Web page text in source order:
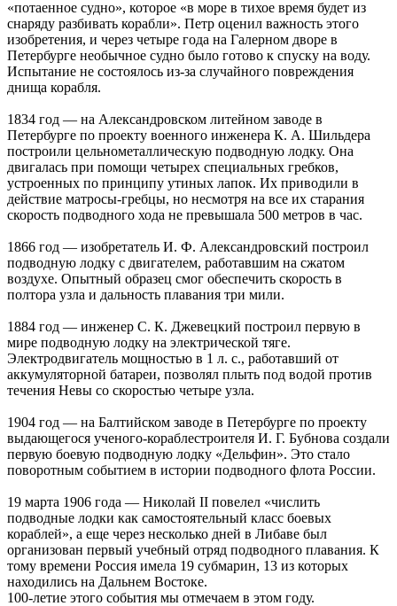
«потаенное судно», которое «в море в тихое время будет из
снаряду разбивать корабли». Петр оценил важность этого
изобретения, и через четыре года на Галерном дворе в
Петербурге необычное судно было готово к спуску на воду.
Испытание не состоялось из-за случайного повреждения
днища корабля.
1834 год — на Александровском литейном заводе в
Петербурге по проекту военного инженера К. А. Шильдера
построили цельнометаллическую подводную лодку. Она
двигалась при помощи четырех специальных гребков,
устроенных по принципу утиных лапок. Их приводили в
действие матросы-гребцы, но несмотря на все их старания
скорость подводного хода не превышала 500 метров в час.
1866 год — изобретатель И. Ф. Александровский построил
подводную лодку с двигателем, работавшим на сжатом
воздухе. Опытный образец смог обеспечить скорость в
полтора узла и дальность плавания три мили.
1884 год — инженер С. К. Джевецкий построил первую в
мире подводную лодку на электрической тяге.
Электродвигатель мощностью в 1 л. с., работавший от
аккумуляторной батареи, позволял плыть под водой против
течения Невы со скоростью четыре узла.
1904 год — на Балтийском заводе в Петербурге по проекту
выдающегося ученого-кораблестроителя И. Г. Бубнова создали
первую боевую подводную лодку «Дельфин». Это стало
поворотным событием в истории подводного флота России.
19 марта 1906 года — Николай II повелел «числить
подводные лодки как самостоятельный класс боевых
кораблей», а еще через несколько дней в Либаве был
организован первый учебный отряд подводного плавания. К
тому времени Россия имела 19 субмарин, 13 из которых
находились на Дальнем Востоке.
100-летие этого события мы отмечаем в этом году.